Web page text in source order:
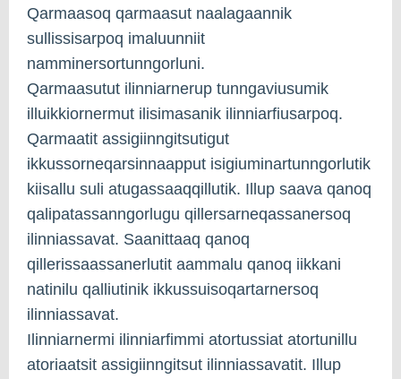
Qarmaasoq qarmaasut naalagaannik
sullissisarpoq imaluunniit
namminersortunngorluni.
Qarmaasutut ilinniarnerup tunngaviusumik
illuikkiornermut ilisimasanik ilinniarfiusarpoq.
Qarmaatit assigiinngitsutigut
ikkussorneqarsinnaapput isigiuminartunngorlutik
kiisallu suli atugassaaqqillutik. Illup saava qanoq
qalipatassanngorlugu qillersarneqassanersoq
ilinniassavat. Saanittaaq qanoq
qillerissaassanerlutit aammalu qanoq iikkani
natinilu qalliutinik ikkussuisoqartarnersoq
ilinniassavat.
Ilinniarnermi ilinniarfimmi atortussiat atortunillu
atoriaatsit assigiinngitsut ilinniassavatit. Illup